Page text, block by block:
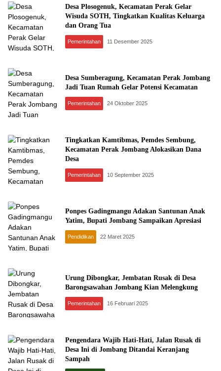
Desa Plosogenuk, Kecamatan Perak Gelar
Wisuda SOTH, Tingkatkan Kualitas Keluarga
dan Orang Tua
Pemerintahan 11 Desember 2025
Desa Sumberagung, Kecamatan Perak Jombang
Jadi Tuan Rumah Gelar Potensi Kecamatan
Pemerintahan 24 Oktober 2025
Tingkatkan Kamtibmas, Pemdes Sembung,
Kecamatan Perak Jombang Alokasikan Dana
Desa
Pemerintahan 10 September 2025
Ponpes Gadingmangu Adakan Santunan Anak
Yatim, Bupati Jombang Sampaikan Apresiasi
Pendidikan 22 Maret 2025
Urung Dibongkar, Jembatan Rusak di Desa
Barongsawahan Jombang Kian Melengkung
Pemerintahan 16 Februari 2025
Pengendara Wajib Hati-Hati, Jalan Rusak di
Desa Ini di Jombang Ditandai Keranjang
Sampah